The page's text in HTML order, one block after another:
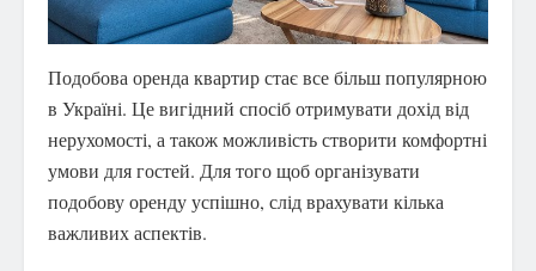
Подобова оренда квартир стає все більш популярною
в Україні. Це вигідний спосіб отримувати дохід від
нерухомості, а також можливість створити комфортні
умови для гостей. Для того щоб організувати
подобову оренду успішно, слід врахувати кілька
важливих аспектів.